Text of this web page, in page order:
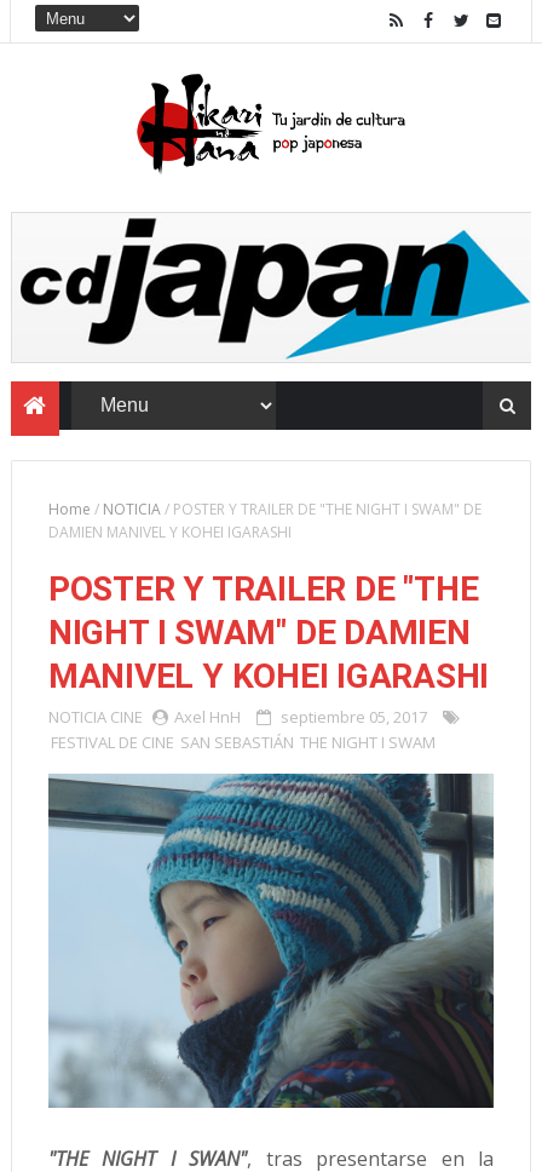
Home / NOTICIA/ POSTER Y TRAILER DE "THE NIGHT I SWAM" DE
DAMIEN MANIVEL Y KOHEI IGARASHI
POSTER Y TRAILER DE "THE
NIGHT I SWAM" DE DAMIEN
MANIVEL Y KOHEI IGARASHI
NOTICIA CINE Axel HnH
septiembre 05, 2017
FESTIVAL DE CINE SAN SEBASTIÁN THE NIGHT I SWAM
"THE NIGHT I SWAN", tras presentarse en la